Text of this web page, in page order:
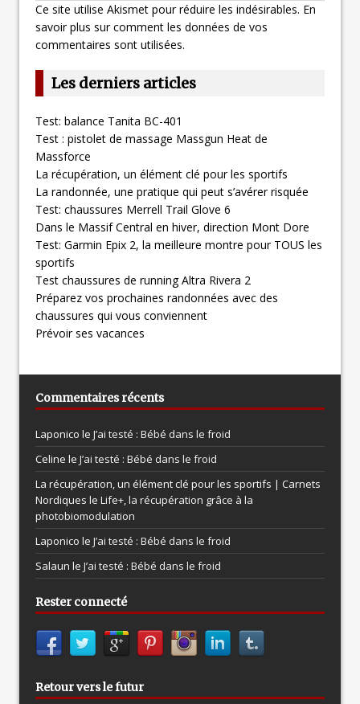
Ce site utilise Akismet pour réduire les indésirables. En
savoir plus sur comment les données de vos
commentaires sont utilisées.
Les derniers articles
Test: balance Tanita BC-401
Test : pistolet de massage Massgun Heat de
Massforce
La récupération, un élément clé pour les sportifs
La randonnée, une pratique qui peut s’avérer risquée
Test: chaussures Merrell Trail Glove 6
Dans le Massif Central en hiver, direction Mont Dore
Test: Garmin Epix 2, la meilleure montre pour TOUS les
sportifs
Test chaussures de running Altra Rivera 2
Préparez vos prochaines randonnées avec des
chaussures qui vous conviennent
Prévoir ses vacances
Commentaires récents
Laponico le J’ai testé : Bébé dans le froid
Celine le J’ai testé : Bébé dans le froid
La récupération, un élément clé pour les sportifs | Carnets
Nordiques le Life+, la récupération grâce à la
photobiomodulation
Laponico le J’ai testé : Bébé dans le froid
Salaun le J’ai testé : Bébé dans le froid
Rester connecté
Retour vers le futur